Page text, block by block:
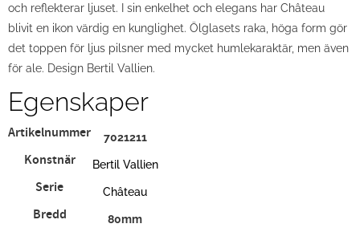
och reflekterar ljuset. I sin enkelhet och elegans har Château
blivit en ikon värdig en kunglighet. Ölglasets raka, höga form gör
det toppen för ljus pilsner med mycket humlekaraktär, men även
för ale. Design Bertil Vallien.
Egenskaper
Artikelnummer 7021211
Konstnär Bertil Vallien
Serie Château
Bredd 80mm